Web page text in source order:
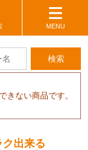
MENU
検索
きない商品です。
出来る